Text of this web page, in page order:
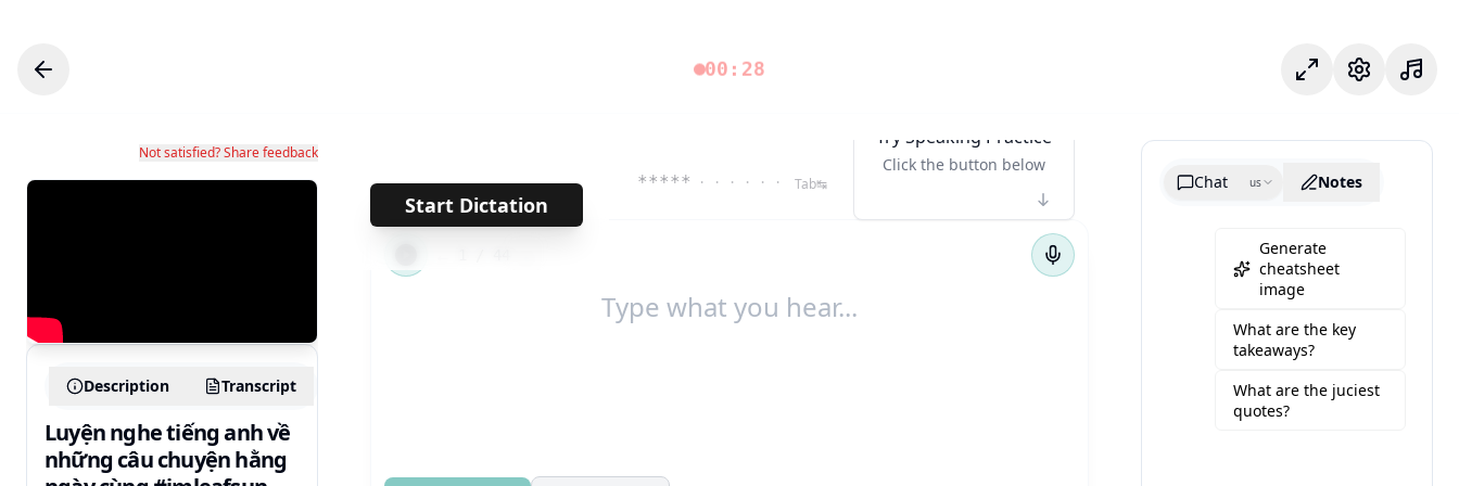
00:28 FokusmodusEinstellungen
Not satisfied? Share feedback
Description Transcript
Luyện nghe tiếng anh về
những câu chuyện hằng
Start Dictation
***** · · · · · · Tab↹
Try Speaking Practice
Click the button below
Chat us Notes
Generate
cheatsheet
image
What are the key
takeaways?
What are the juciest
quotes?